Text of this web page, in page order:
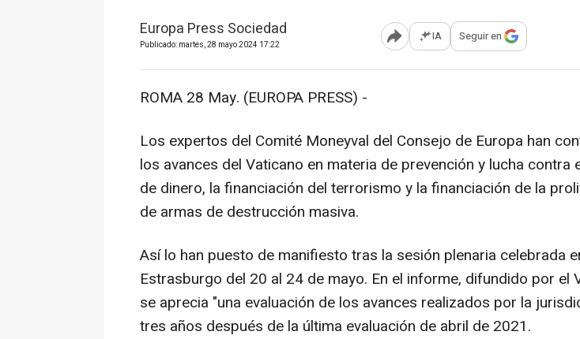
Europa Press Sociedad
Publicado: martes, 28 mayo 2024 17:22 Abrir opciones para compartir
IA Seguir en
ROMA 28 May. (EUROPA PRESS) -
Los expertos del Comité Moneyval del Consejo de Europa han
los avances del Vaticano en materia de prevención y lucha contra
de dinero, la financiación del terrorismo y la financiación de la
de armas de destrucción masiva.
Así lo han puesto de manifiesto tras la sesión plenaria celebrada
Estrasburgo del 20 al 24 de mayo. En el informe, difundido por el
se aprecia "una evaluación de los avances realizados por la
tres años después de la última evaluación de abril de 2021.